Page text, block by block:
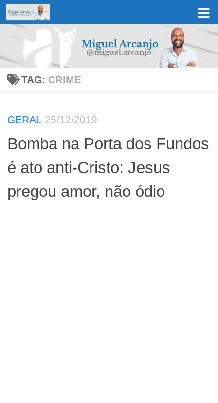
Skip to content
TAG: CRIME
GERAL 25/12/2019
Bomba na Porta dos Fundos
é ato anti-Cristo: Jesus
pregou amor, não ódio